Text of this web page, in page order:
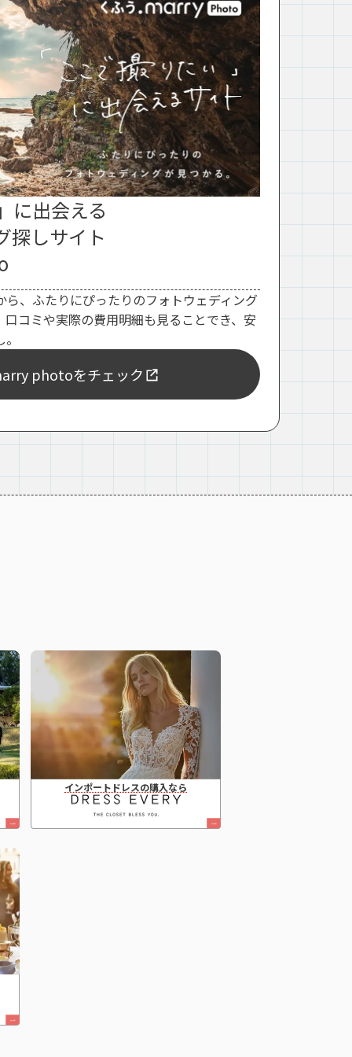
に出会える
探しサイト
、ふたりにぴったりのフォトウェディング
コミや実際の費用明細も見ることでき、安
photoをチェック
インポートドレスの購入なら